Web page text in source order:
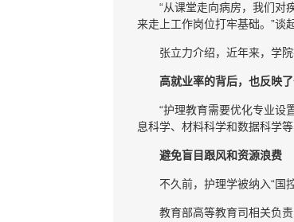
“从课堂走向病房，我们对
来走上工作岗位打牢基础。”谈
张立力介绍，近年来，学
高就业率的背后，也反映
“护理教育需要优化专业设
息科学、材料科学和数据科学
避免盲目跟风和资源浪费
不久前，护理学被纳入“国
教育部高等教育司相关负